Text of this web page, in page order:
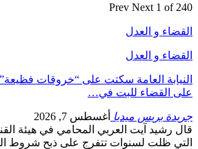
Prev Next 1 of 240
القضاء و العدل
القضاء و العدل
النيابة العامة سكتت على “خروقات
على القضاء للبت في…
جريدة بريس ميديا أغسطس 7, 2026
قال رشيد آيت العربي المحامي في هيئة
التي ظلت لسنوات تتفرج على ذبح شروط